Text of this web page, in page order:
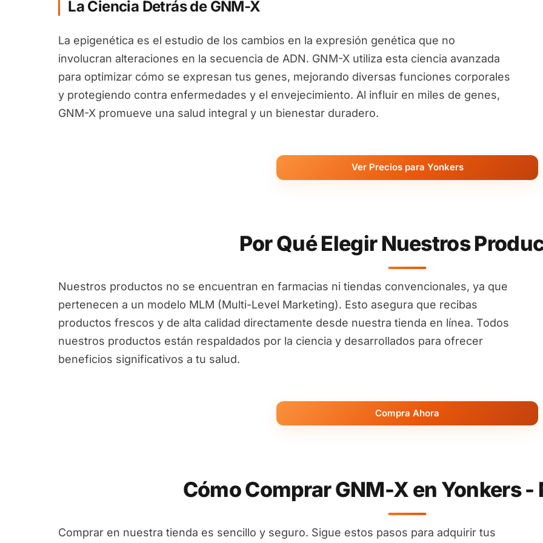
La Ciencia Detrás de GNM-X
La epigenética es el estudio de los cambios en la expresión genética que no
involucran alteraciones en la secuencia de ADN. GNM-X utiliza esta ciencia avanzada
para optimizar cómo se expresan tus genes, mejorando diversas funciones corporales
y protegiendo contra enfermedades y el envejecimiento. Al influir en miles de genes,
GNM-X promueve una salud integral y un bienestar duradero.
Ver Precios para Yonkers
Por Qué Elegir Nuestros
Nuestros productos no se encuentran en farmacias ni tiendas convencionales, ya que
pertenecen a un modelo MLM (Multi-Level Marketing). Esto asegura que recibas
productos frescos y de alta calidad directamente desde nuestra tienda en línea. Todos
nuestros productos están respaldados por la ciencia y desarrollados para ofrecer
beneficios significativos a tu salud.
Compra Ahora
Cómo Comprar GNM-X en Yonkers -
Comprar en nuestra tienda es sencillo y seguro. Sigue estos pasos para adquirir tus